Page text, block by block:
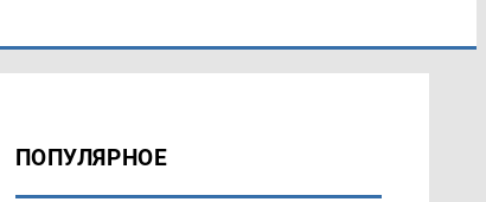
ПОПУЛЯРНОЕ